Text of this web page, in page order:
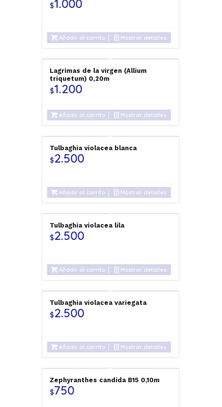
$1.000
Añadir al carrito Mostrar detalles
Lagrimas de la virgen (Allium
triquetum) 0,20m
$1.200
Añadir al carrito Mostrar detalles
Tulbaghia violacea blanca
$2.500
Añadir al carrito Mostrar detalles
Tulbaghia violacea lila
$2.500
Añadir al carrito Mostrar detalles
Tulbaghia violacea variegata
$2.500
Añadir al carrito Mostrar detalles
Zephyranthes candida B15 0,10m
$750